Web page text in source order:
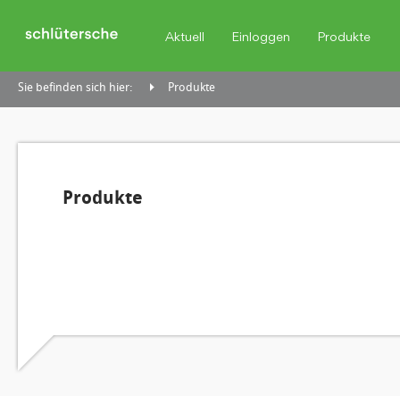
Aktuell Einloggen Produkte
Sie befinden sich hier: Produkte
Produkte